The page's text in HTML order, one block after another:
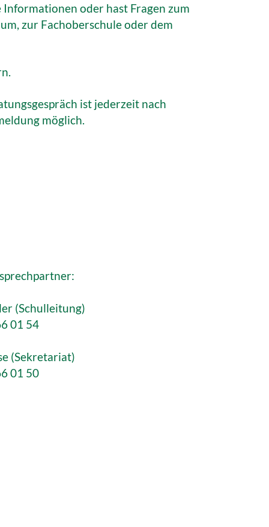
oder hast Fragen zum
zur Fachoberschule oder dem
ist jederzeit nach
möglich.
(Schulleitung)
01 54
(Sekretariat)
01 50